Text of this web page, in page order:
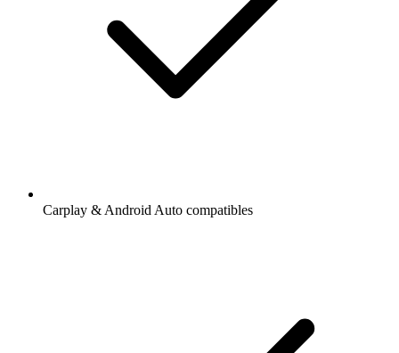
Carplay & Android Auto compatibles